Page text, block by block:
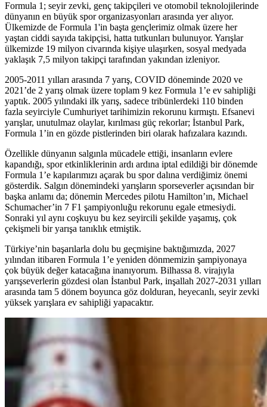
Formula 1; seyir zevki, genç takipçileri ve otomobil teknolojilerinde
dünyanın en büyük spor organizasyonları arasında yer alıyor.
Ülkemizde de Formula 1'in başta gençlerimiz olmak üzere her
yaştan ciddi sayıda takipçisi, hatta tutkunları bulunuyor. Yarışlar
ülkemizde 19 milyon civarında kişiye ulaşırken, sosyal medyada
yaklaşık 7,5 milyon takipçi tarafından yakından izleniyor.
2005-2011 yılları arasında 7 yarış, COVID döneminde 2020 ve
2021’de 2 yarış olmak üzere toplam 9 kez Formula 1’e ev sahipliği
yaptık. 2005 yılındaki ilk yarış, sadece tribünlerdeki 110 binden
fazla seyirciyle Cumhuriyet tarihimizin rekorunu kırmıştı. Efsanevi
yarışlar, unutulmaz olaylar, kırılması güç rekorlar; İstanbul Park,
Formula 1’in en gözde pistlerinden biri olarak hafızalara kazındı.
Özellikle dünyanın salgınla mücadele ettiği, insanların evlere
kapandığı, spor etkinliklerinin ardı ardına iptal edildiği bir dönemde
Formula 1’e kapılarımızı açarak bu spor dalına verdiğimiz önemi
gösterdik. Salgın dönemindeki yarışların sporseverler açısından bir
başka anlamı da; dönemin Mercedes pilotu Hamilton’ın, Michael
Schumacher’in 7 F1 şampiyonluğu rekorunu egale etmesiydi.
Sonraki yıl aynı coşkuyu bu kez seyircili şekilde yaşamış, çok
çekişmeli bir yarışa tanıklık etmiştik.
Türkiye’nin başarılarla dolu bu geçmişine baktığımızda, 2027
yılından itibaren Formula 1’e yeniden dönmemizin şampiyonaya
çok büyük değer katacağına inanıyorum. Bilhassa 8. virajıyla
yarışseverlerin gözdesi olan İstanbul Park, inşallah 2027-2031 yılları
arasında tam 5 dönem boyunca göz dolduran, heyecanlı, seyir zevki
yüksek yarışlara ev sahipliği yapacaktır.